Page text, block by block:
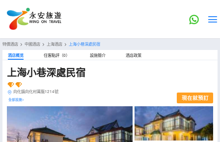
特價酒店 > 中國酒店 > 上海酒店 > 上海小巷深處民宿
酒店概览 住客點評（0） 設施簡介 酒店政策
上海小巷深處民宿
向化鎮向化村萬龍1214號
全部設施> 現在就預訂